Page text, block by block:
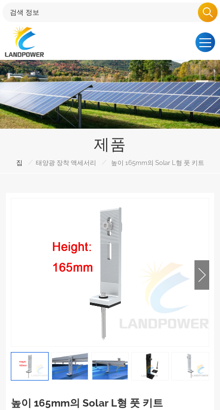
제품
집 / 태양광 장착 액세서리 / 높이 165mm의 Solar L형 풋 키트
높이 165mm의 Solar L형 풋 키트